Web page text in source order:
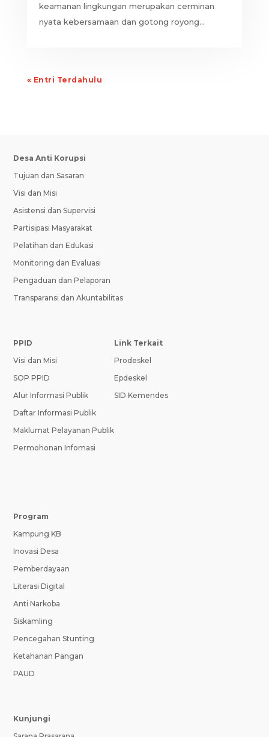
keamanan lingkungan merupakan cerminan
nyata kebersamaan dan gotong royong...
« Entri Terdahulu
Desa Anti Korupsi
Tujuan dan Sasaran
Visi dan Misi
Asistensi dan Supervisi
Partisipasi Masyarakat
Pelatihan dan Edukasi
Monitoring dan Evaluasi
Pengaduan dan Pelaporan
Transparansi dan Akuntabilitas
PPID
Visi dan Misi
SOP PPID
Alur Informasi Publik
Daftar Informasi Publik
Maklumat Pelayanan Publik
Permohonan Infomasi
Link Terkait
Prodeskel
Epdeskel
SID Kemendes
Program
Kampung KB
Inovasi Desa
Pemberdayaan
Literasi Digital
Anti Narkoba
Siskamling
Pencegahan Stunting
Ketahanan Pangan
PAUD
Kunjungi